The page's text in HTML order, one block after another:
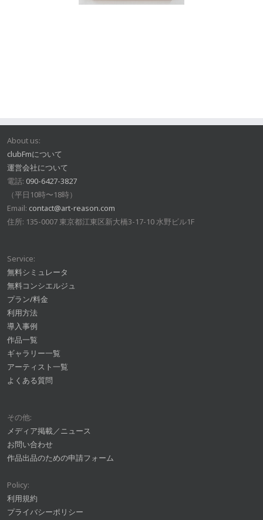
About us:
clubFmについて
運営会社について
電話: 090-6427-3827
（平日10時〜18時）
Email: contact@art-reason.com
住所: 135-0007 東京都江東区新大橋3-17-10 水野ビル1F
Service:
無料シミュレータ
無料コンシエルジュ
プラン/料金
利用方法
導入事例
作品一覧
ギャラリー一覧
アーティスト一覧
よくある質問
その他:
メディア掲載／ニュース
お問い合わせ
作品出品のための申請フォーム
Policy:
利用規約
プライバシーポリシー